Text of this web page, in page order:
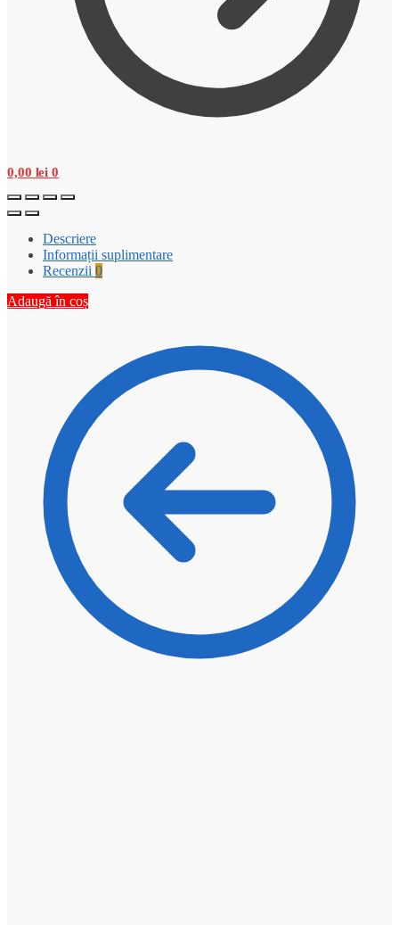
0,00 lei 0
Descriere
Informații suplimentare
Recenzii 0
Adaugă în coș